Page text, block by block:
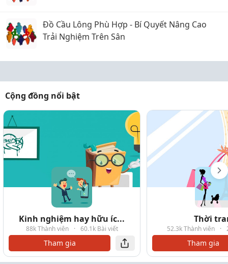
Đồ Cầu Lông Phù Hợp - Bí Quyết Nâng Cao
Trải Nghiệm Trên Sân
Cộng đồng nổi bật
Kinh nghiệm hay hữu íc...
88k Thành viên · 60.1k Bài viết
Tham gia
Thời
52.3k Thành viên ·
Tham gia